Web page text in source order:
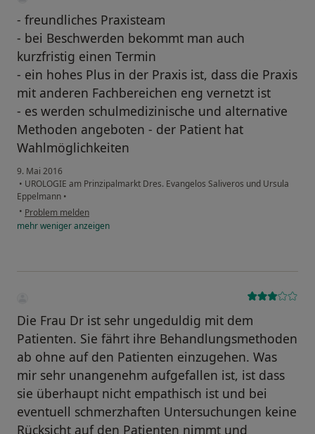
- freundliches Praxisteam
- bei Beschwerden bekommt man auch
kurzfristig einen Termin
- ein hohes Plus in der Praxis ist, dass die Praxis
mit anderen Fachbereichen eng vernetzt ist
- es werden schulmedizinische und alternative
Methoden angeboten - der Patient hat
Wahlmöglichkeiten
9. Mai 2016
• UROLOGIE am Prinzipalmarkt Dres. Evangelos Saliveros und Ursula
Eppelmann •
• Problem melden
mehrwenigeranzeigen
Die Frau Dr ist sehr ungeduldig mit dem
Patienten. Sie fährt ihre Behandlungsmethoden
ab ohne auf den Patienten einzugehen. Was
mir sehr unangenehm aufgefallen ist, ist dass
sie überhaupt nicht empathisch ist und bei
eventuell schmerzhaften Untersuchungen keine
Rücksicht auf den Patienten nimmt und